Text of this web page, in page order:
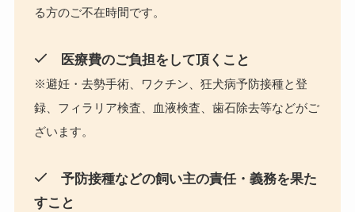
る方のご不在時間です。
医療費のご負担をして頂くこと
※避妊・去勢手術、ワクチン、狂犬病予防接種と登
録、フィラリア検査、血液検査、歯石除去等などがご
ざいます。
予防接種などの飼い主の責任・義務を果た
すこと